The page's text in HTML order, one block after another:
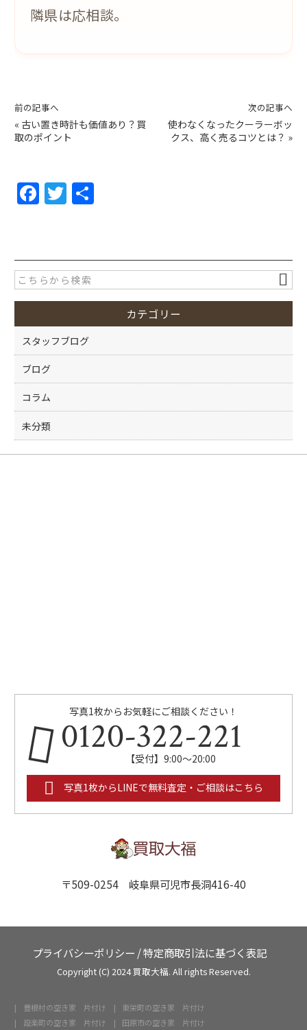
隣県は応相談。
前の記事へ
« 古い置き時計も価値あり？買
取のポイント
次の記事へ
使わなくなったクーラーボッ
クス、高く売るコツとは？ »
F
e
b
o
o
k
T
er
カテゴリー
スタッフブログ
ブログ
コラム
未分類
写真1枚からお気軽にご相談ください！
0120-322-221
【受付】9:00～20:00
写真1枚からLINEで無料査定・ご相談はこちら
〒509-0254 岐阜県可児市長洞416-40
プライバシーポリシー /特定商取引法に基づく表記
Copyright (C) 2024 買取大福. All rights Reserved.
豊根村の空き家 片付け
東栄町の空き家 片付け
設楽町の空き家 片付け
田原市の空き家 片付け